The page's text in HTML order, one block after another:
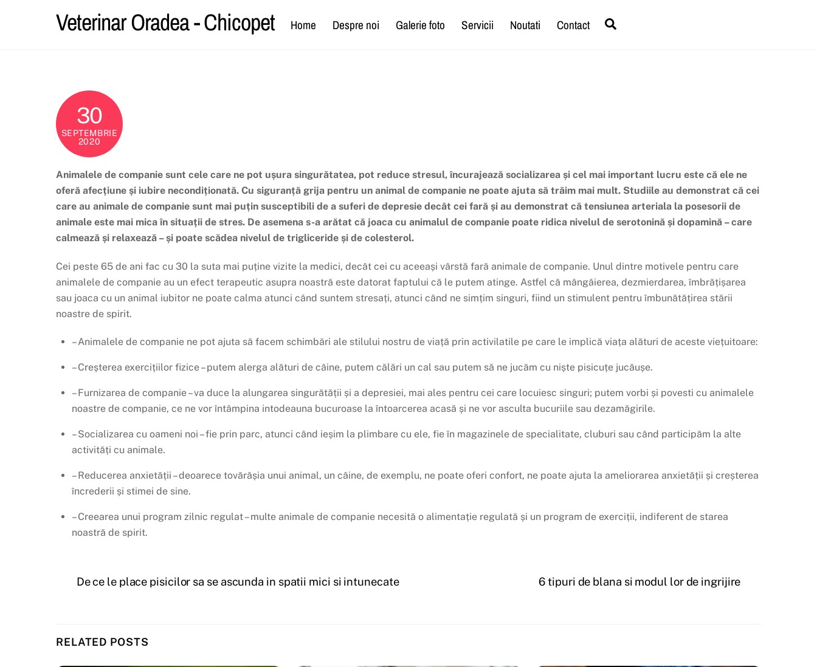
Veterinar Oradea - Chicopet Home Despre noi Galerie foto Servicii Noutati Contact
30
SEPTEMBRIE
2020
Animalele de companie sunt cele care ne pot ușura singurătatea, pot reduce stresul, încurajează socializarea și cel mai important lucru este că ele ne
oferă afecțiune și iubire necondiționată. Cu siguranță grija pentru un animal de companie ne poate ajuta să trăim mai mult. Studiile au demonstrat că cei
care au animale de companie sunt mai puțin susceptibili de a suferi de depresie decât cei fară și au demonstrat că tensiunea arteriala la posesorii de
animale este mai mica în situații de stres. De asemena s-a arătat că joaca cu animalul de companie poate ridica nivelul de serotonină și dopamină – care
calmează și relaxează – și poate scădea nivelul de trigliceride și de colesterol.
Cei peste 65 de ani fac cu 30 la suta mai puține vizite la medici, decât cei cu aceeași vârstă fară animale de companie. Unul dintre motivele pentru care
animalele de companie au un efect terapeutic asupra noastră este datorat faptului că le putem atinge. Astfel că mângâierea, dezmierdarea, îmbrățișarea
sau joaca cu un animal iubitor ne poate calma atunci când suntem stresați, atunci când ne simțim singuri, fiind un stimulent pentru îmbunătățirea stării
noastre de spirit.
– Animalele de companie ne pot ajuta să facem schimbări ale stilului nostru de viață prin activilatile pe care le implică viața alături de aceste viețuitoare:
– Creșterea exercițiilor fizice – putem alerga alături de câine, putem călări un cal sau putem să ne jucăm cu niște pisicuțe jucăușe.
– Furnizarea de companie – va duce la alungarea singurătății și a depresiei, mai ales pentru cei care locuiesc singuri; putem vorbi și povesti cu animalele
noastre de companie, ce ne vor întâmpina intodeauna bucuroase la întoarcerea acasă și ne vor asculta bucuriile sau dezamăgirile.
– Socializarea cu oameni noi – fie prin parc, atunci când ieșim la plimbare cu ele, fie în magazinele de specialitate, cluburi sau când participăm la alte
activități cu animale.
– Reducerea anxietății – deoarece tovărășia unui animal, un câine, de exemplu, ne poate oferi confort, ne poate ajuta la ameliorarea anxietății și creșterea
încrederii și stimei de sine.
– Creearea unui program zilnic regulat – multe animale de companie necesită o alimentație regulată și un program de exerciții, indiferent de starea
noastră de spirit.
De ce le place pisicilor sa se ascunda in spatii mici si intunecate 6 tipuri de blana si modul lor de ingrijire
RELATED POSTS